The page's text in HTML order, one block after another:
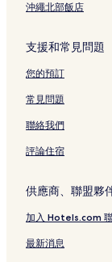
沖繩北部飯店
支援和常見問題
您的預訂
常見問題
聯絡我們
評論住宿
供應商、聯盟夥
加入 Hotels.com
最新消息